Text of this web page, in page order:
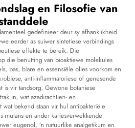
en Filosofie van
gedefinieer deur sy afhanklikheid
eerder as suiwer sintetiese verbindings
effekte te bereik. Die
die benutting van bioaktiewe molekules
bas, blare en essensiële olies voorkom en
anti-inflammatoriese of genesende
is vir tandsorg. Gewone botaniese
in, wat azadirachtien- en
bekend staan vir hul antibakteriële
mutans en ander kariesverwekkende
eugenol, 'n natuurlike analgetikum en